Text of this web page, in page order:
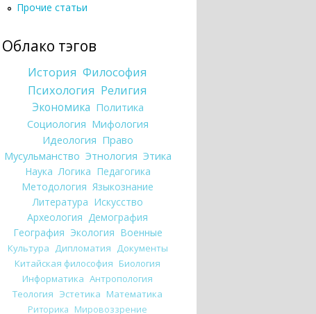
Прочие статьи
Облако тэгов
История Философия
Психология Религия
Экономика Политика
Социология Мифология
Идеология Право
Мусульманство Этнология Этика
Наука Логика Педагогика
Методология Языкознание
Литература Искусство
Археология Демография
География Экология Военные
Культура Дипломатия Документы
Китайская философия Биология
Информатика Антропология
Теология Эстетика Математика
Риторика Мировоззрение